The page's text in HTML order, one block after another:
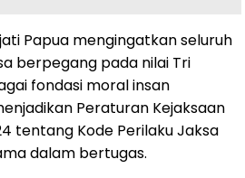
Papua mengingatkan seluruh
berpegang pada nilai Tri
fondasi moral insan
Peraturan Kejaksaan
tentang Kode Perilaku Jaksa
dalam bertugas.